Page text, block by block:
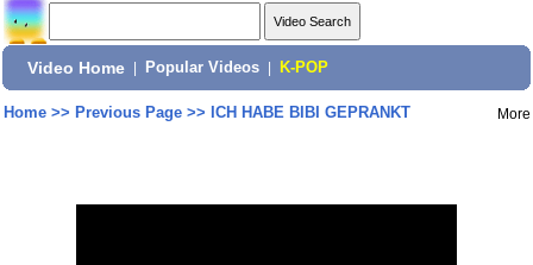
Video Home Popular Videos K-POP
Home>> Previous Page>> ICH HABE BIBI GEPRANKT More